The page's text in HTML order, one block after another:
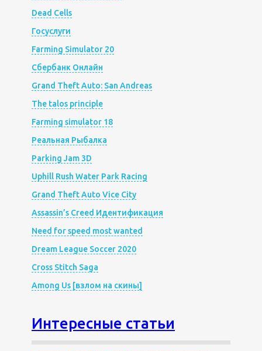
Dead Cells
Госуслуги
Farming Simulator 20
Сбербанк Онлайн
Grand Theft Auto: San Andreas
The talos principle
Farming simulator 18
Реальная Рыбалка
Parking Jam 3D
Uphill Rush Water Park Racing
Grand Theft Auto Vice City
Assassin’s Creed Идентификация
Need for speed most wanted
Dream League Soccer 2020
Cross Stitch Saga
Among Us [взлом на скины]
Интересные статьи